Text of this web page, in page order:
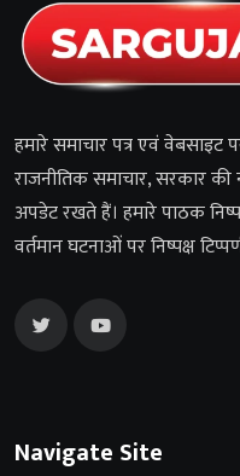
हमारे समाचार पत्र एवं
राजनीतिक समाचार, सरकार की
अपडेट रखते हैं। हमारे पाठक
वर्तमान घटनाओं पर निष्पक्ष
Navigate Site